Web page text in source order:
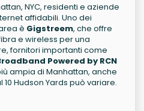
NYC, residenti e aziende
affidabili. Uno dei
è Gigstreem, che offre
e wireless per una
fornitori importanti come
Powered by RCN
ampia di Manhattan, anche
Hudson Yards può variare.